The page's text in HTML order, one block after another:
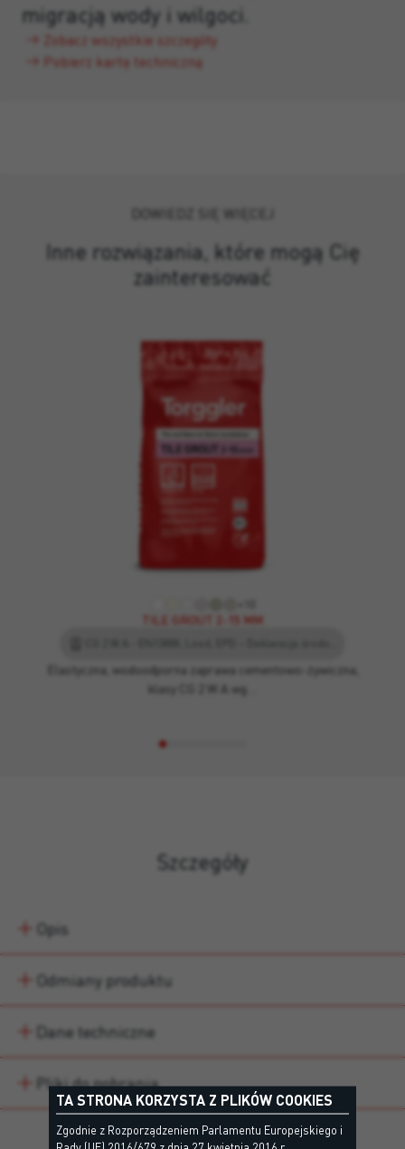
migracją wody i wilgoci.
Zobacz wszystkie szczegóły
Pobierz kartę techniczną
DOWIEDZ SIĘ WIĘCEJ
Inne rozwiązania, które mogą Cię
zainteresować
TILE GROUT 2-15 MM
Elastyczna, wodoodporna zaprawa cementowo-żywiczna,
klasy CG 2 W A wg…
Szczegóły
Opis
Odmiany produktu
Dane techniczne
Pliki do pobrania
TA STRONA KORZYSTA Z PLIKÓW COOKIES
Zgodnie z Rozporządzeniem Parlamentu Europejskiego i